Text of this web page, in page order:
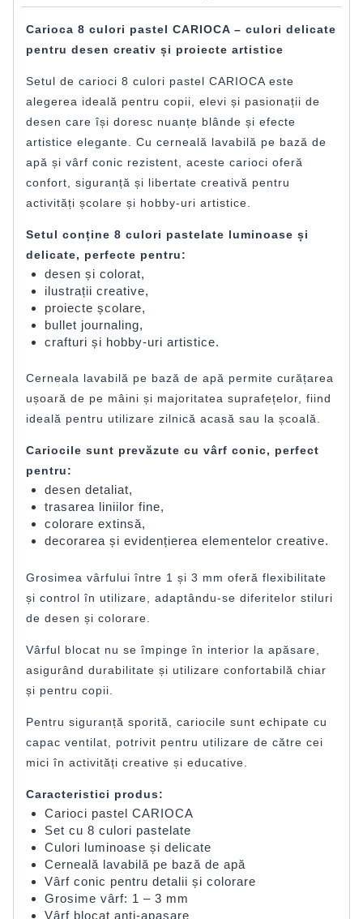
Carioca 8 culori pastel CARIOCA – culori delicate
pentru desen creativ și proiecte artistice
Setul de carioci 8 culori pastel CARIOCA este
alegerea ideală pentru copii, elevi și pasionații de
desen care își doresc nuanțe blânde și efecte
artistice elegante. Cu cerneală lavabilă pe bază de
apă și vârf conic rezistent, aceste carioci oferă
confort, siguranță și libertate creativă pentru
activități școlare și hobby-uri artistice.
Setul conține 8 culori pastelate luminoase și
delicate, perfecte pentru:
desen și colorat,
ilustrații creative,
proiecte școlare,
bullet journaling,
crafturi și hobby-uri artistice.
Cerneala lavabilă pe bază de apă permite curățarea
ușoară de pe mâini și majoritatea suprafețelor, fiind
ideală pentru utilizare zilnică acasă sau la școală.
Cariocile sunt prevăzute cu vârf conic, perfect
pentru:
desen detaliat,
trasarea liniilor fine,
colorare extinsă,
decorarea și evidențierea elementelor creative.
Grosimea vârfului între 1 și 3 mm oferă flexibilitate
și control în utilizare, adaptându-se diferitelor stiluri
de desen și colorare.
Vârful blocat nu se împinge în interior la apăsare,
asigurând durabilitate și utilizare confortabilă chiar
și pentru copii.
Pentru siguranță sporită, cariocile sunt echipate cu
capac ventilat, potrivit pentru utilizare de către cei
mici în activități creative și educative.
Caracteristici produs:
Carioci pastel CARIOCA
Set cu 8 culori pastelate
Culori luminoase și delicate
Cerneală lavabilă pe bază de apă
Vârf conic pentru detalii și colorare
Grosime vârf: 1 – 3 mm
Vârf blocat anti-apasare